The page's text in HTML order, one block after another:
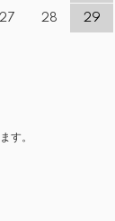
27 28 29
す。